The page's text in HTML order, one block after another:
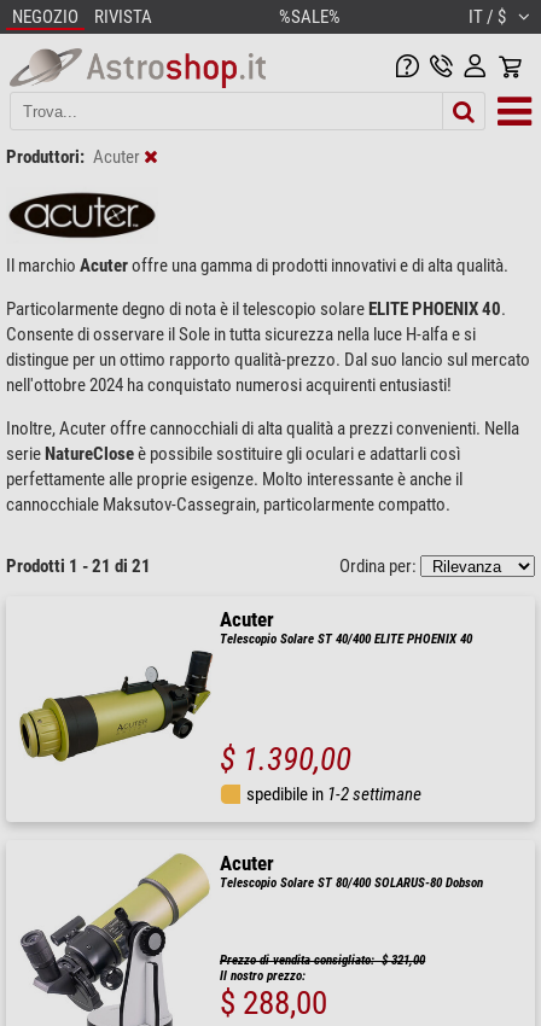
NEGOZIO RIVISTA %SALE% IT / $
Produttori: Acuter
Il marchio Acuteroffre una gamma di prodotti innovativi e di alta qualità.
Particolarmente degno di nota è il telescopio solareELITE PHOENIX 40.
Consente di osservare il Sole in tutta sicurezza nella luce H-alfa e si
distingue per un ottimo rapporto qualità-prezzo. Dal suo lancio sul mercato
nell'ottobre 2024 ha conquistato numerosi acquirenti entusiasti!
Inoltre, Acuter offre cannocchiali di alta qualità a prezzi convenienti. Nella
serieNatureCloseè possibile sostituire gli oculari e adattarli così
perfettamente alle proprie esigenze. Molto interessante è anche il
cannocchiale Maksutov-Cassegrain, particolarmente compatto.
Prodotti 1 - 21 di 21 Ordina per:
Acuter
Telescopio Solare ST 40/400 ELITE PHOENIX 40
$ 1.390,00
spedibile in 1-2 settimane
Acuter
Telescopio Solare ST 80/400 SOLARUS-80 Dobson
Prezzo di vendita consigliato: $ 321,00
Il nostro prezzo:
$ 288,00